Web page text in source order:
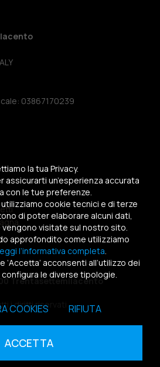
03867170239
Trentasettemilacento
i diritti riservati
Policy|Cookies Policy
la tua Privacy.
assicurarti un’esperienza accurata
con le tue preferenze.
cookie tecnici e di terze
di poter elaborare alcuni dati,
vengono visitate sul nostro sito.
approfondito come utilizziamo
l’informativa completa.
‘Accetta’ acconsenti all’utilizzo dei
le diverse tipologie.
COOKIES RIFIUTA
ACCETTA